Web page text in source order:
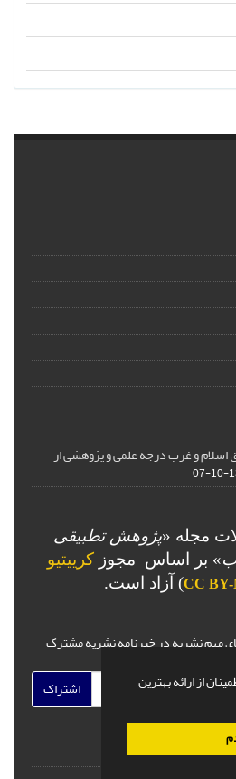
از ارائه بهترین
و غرب درجه علمی و پژوهشی از
مجله «پژوهش تطبیقی
» بر اساس مجوز کرییتیو
CC BY-) آزاد است.
مهم نشریه در خبرنامه نشریه مشترک
اشتراک